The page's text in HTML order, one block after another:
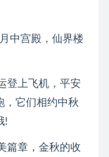
中宫殿，仙界楼
登上飞机，平安
，它们相约中秋
!
篇章，金秋的收